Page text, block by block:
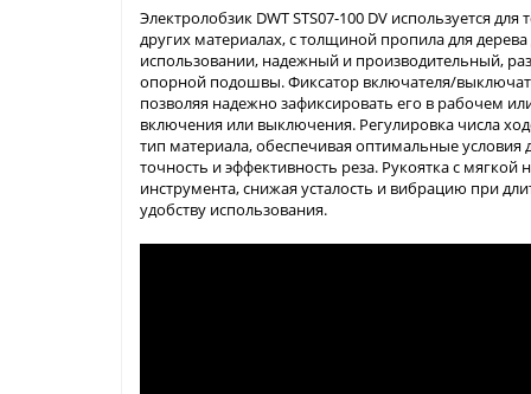
Электролобзик DWT STS07-100 DV используется
других материалах, с толщиной пропила для
использовании, надежный и производительный,
опорной подошвы. Фиксатор включателя/
позволяя надежно зафиксировать его в рабочем
включения или выключения. Регулировка числа
тип материала, обеспечивая оптимальные
точность и эффективность реза. Рукоятка с
инструмента, снижая усталость и вибрацию при
удобству использования.